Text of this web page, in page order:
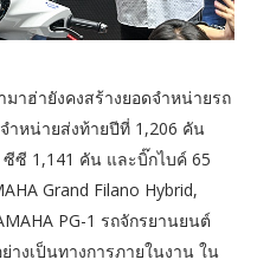
มาฮ่ายังคงสร้างยอดจำหน่ายรถ
ำหน่ายส่งท้ายปีที่ 1,206 คัน
ซี 1,141 คัน และบิ๊กไบค์ 65
Grand Filano Hybrid,
PG-1 รถจักรยานยนต์
างเป็นทางการภายในงาน ใน